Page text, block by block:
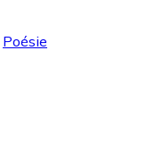
Poésie